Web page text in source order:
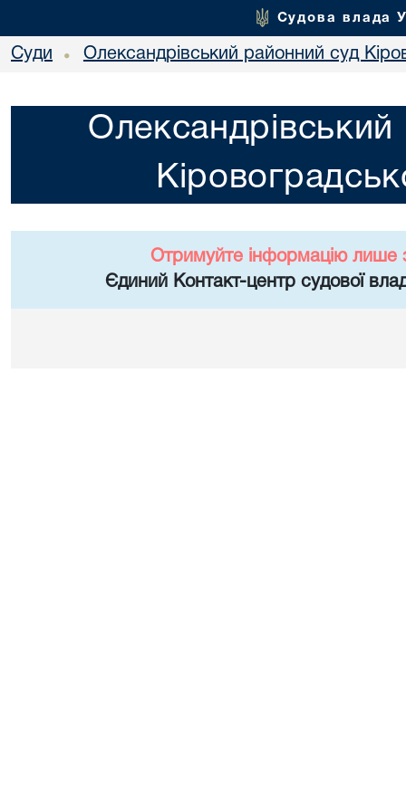
Судова влада
Суди • Олександрівський районний суд
Отримуйте інформацію лише
Єдиний Контакт-центр судової